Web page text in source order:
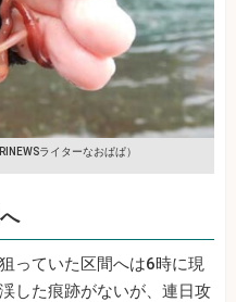
ライターなおぱぱ）
っていた区間へは6時に現
した痕跡がないが、連日攻